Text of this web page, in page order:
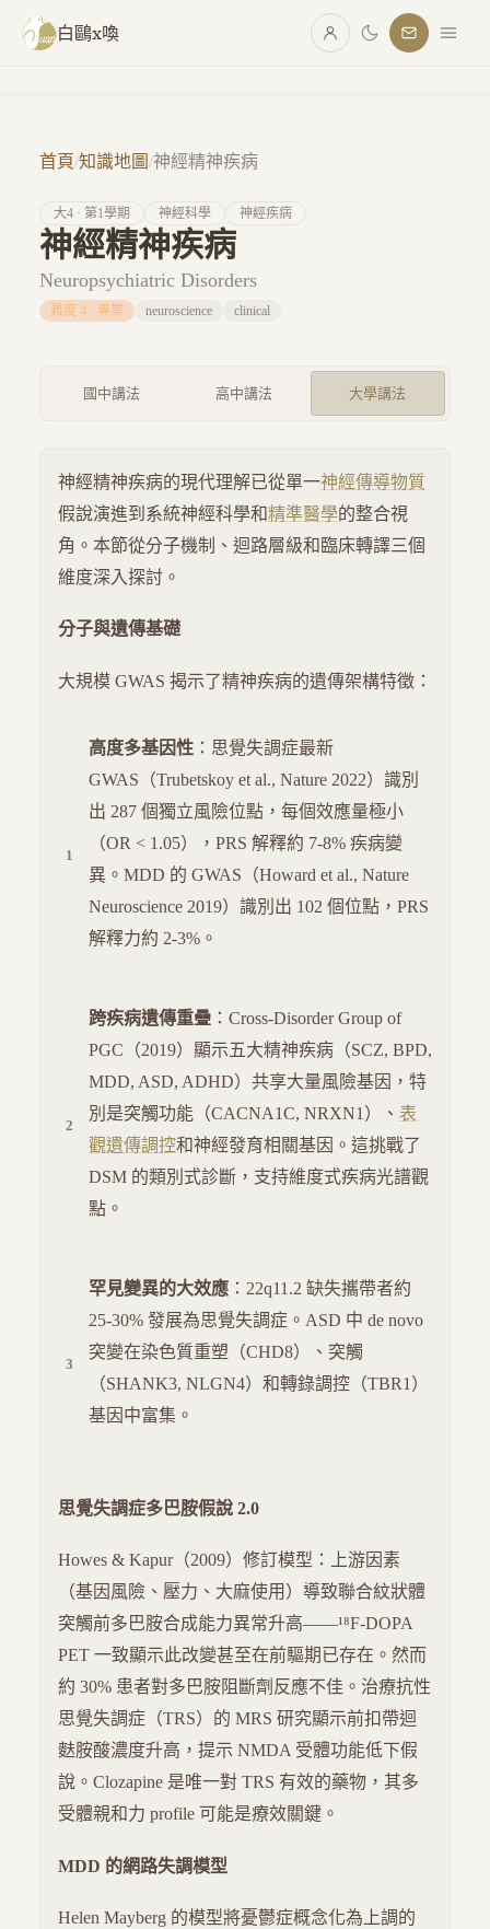
跳至主要內容
白鷗x喚
首頁/知識地圖/神經精神疾病
大4 · 第1學期 神經科學 神經疾病
神經精神疾病
Neuropsychiatric Disorders
難度 4 · 專業 neuroscience clinical
國中講法 高中講法 大學講法
神經精神疾病的現代理解已從單一神經傳導物質
假說演進到系統神經科學和精準醫學的整合視
角。本節從分子機制、迴路層級和臨床轉譯三個
維度深入探討。
分子與遺傳基礎
大規模 GWAS 揭示了精神疾病的遺傳架構特徵：
高度多基因性 ：思覺失調症最新
GWAS（Trubetskoy et al., Nature 2022）識別
出 287 個獨立風險位點，每個效應量極小
（OR < 1.05），PRS 解釋約 7-8% 疾病變
異。MDD 的 GWAS（Howard et al., Nature
Neuroscience 2019）識別出 102 個位點，PRS
解釋力約 2-3%。
跨疾病遺傳重疊 ：Cross-Disorder Group of
PGC（2019）顯示五大精神疾病（SCZ, BPD,
MDD, ASD, ADHD）共享大量風險基因，特
別是突觸功能（CACNA1C, NRXN1）、 表
觀遺傳調控和神經發育相關基因。這挑戰了
DSM 的類別式診斷，支持維度式疾病光譜觀
點。
罕見變異的大效應 ：22q11.2 缺失攜帶者約
25-30% 發展為思覺失調症。ASD 中 de novo
突變在染色質重塑（CHD8）、突觸
（SHANK3, NLGN4）和轉錄調控（TBR1）
基因中富集。
思覺失調症多巴胺假說 2.0
Howes & Kapur（2009）修訂模型：上游因素
（基因風險、壓力、大麻使用）導致聯合紋狀體
突觸前多巴胺合成能力異常升高——¹⁸F-DOPA
PET 一致顯示此改變甚至在前驅期已存在。然而
約 30% 患者對多巴胺阻斷劑反應不佳。治療抗性
思覺失調症（TRS）的 MRS 研究顯示前扣帶迴
麩胺酸濃度升高，提示 NMDA 受體功能低下假
說。Clozapine 是唯一對 TRS 有效的藥物，其多
受體親和力 profile 可能是療效關鍵。
MDD 的網路失調模型
Helen Mayberg 的模型將憂鬱症概念化為上調的